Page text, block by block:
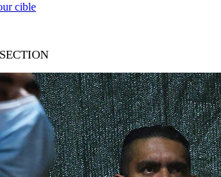
cible